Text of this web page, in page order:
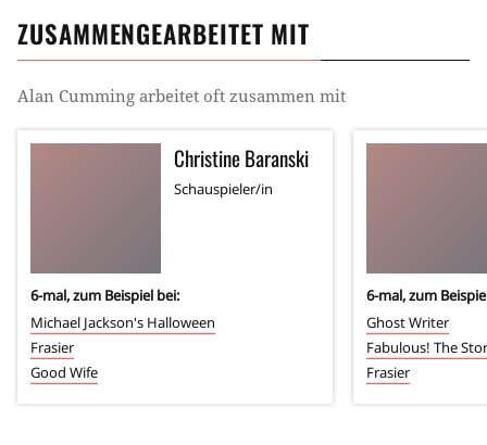
ZUSAMMENGEARBEITET MIT
Alan Cumming arbeitet oft zusammen mit
Christine Baranski
Schauspieler/in
6-mal, zum Beispiel bei:
Michael Jackson's Halloween
Frasier
Good Wife
6-mal, zum
Ghost Writer
Fabulous! The
Frasier